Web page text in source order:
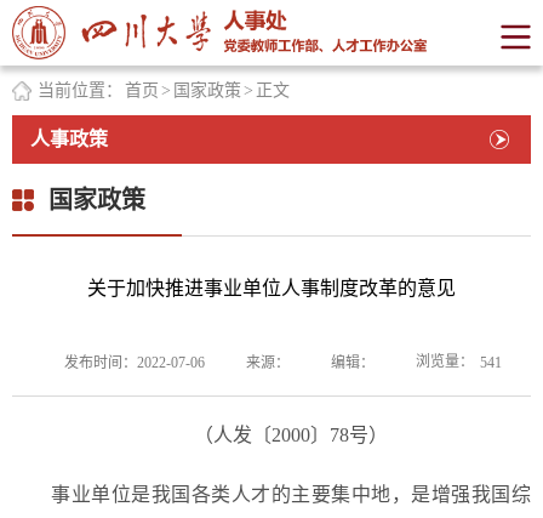
当前位置： 首页 > 国家政策 > 正文
人事政策
国家政策
关于加快推进事业单位人事制度改革的意见
发布时间：2022-07-06 来源： 编辑： 浏览量： 541
（人发〔2000〕78号）
事业单位是我国各类人才的主要集中地，是增强我国综